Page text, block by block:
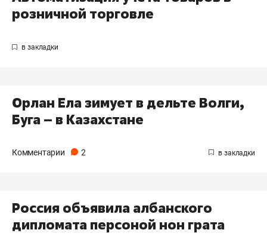
розничной торговле
Орлан Ела зимует в дельте Волги,
Буга – в Казахстане
Комментарии 2
Россия объявила албанского
дипломата персоной нон грата